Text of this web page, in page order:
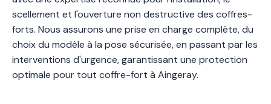
scellement et l'ouverture non destructive des coffres-
forts. Nous assurons une prise en charge complète, du
choix du modèle à la pose sécurisée, en passant par les
interventions d'urgence, garantissant une protection
optimale pour tout coffre-fort à Aingeray.